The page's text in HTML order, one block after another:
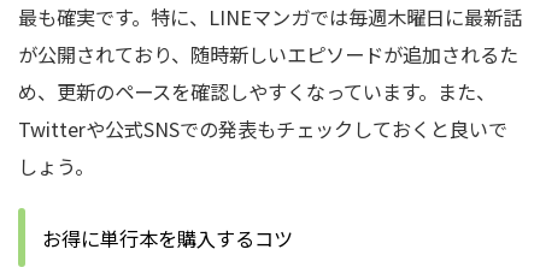
最も確実です。特に、LINEマンガでは毎週木曜日に最新話
が公開されており、随時新しいエピソードが追加されるた
め、更新のペースを確認しやすくなっています。また、
Twitterや公式SNSでの発表もチェックしておくと良いで
しょう。
お得に単行本を購入するコツ